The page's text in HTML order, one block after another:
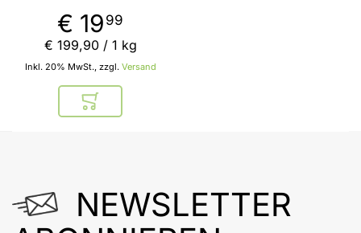
Mandel" 100g von die
Hebamme in Wien
€ 19 99
Inkl. 20% MwSt., zzgl. Versand
€ 199,90/ 1 kg
In den Warenkorb
NEWSLETTER